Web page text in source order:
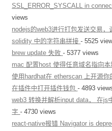
SSL_ERROR_SYSCALL in
views
nodejs的web3进行打包发送交易，
solidity 中的字符串拼接 - 5525
brew update 失败 - 5377 views
mac 配置host 使得任意域名指向本
使用hardhat在 etherscan 上开源你
在插件中打开插件钱包 - 4893
web3 转换并解析input data， 在js
字 - 4730 views
react-native报错 Navigator is